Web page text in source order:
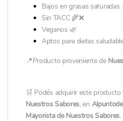
Bajos en grasas saturadas
Sin TACC 🌾❌
Veganos 🌿
Aptos para dietas
📍Producto proveniente de
🛒 Podés adquirir este producto
Nuestros Sabores, en
Mayorista de Nuestros Sabores.